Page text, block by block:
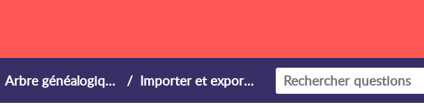
Arbre généalogique Importer et exporter